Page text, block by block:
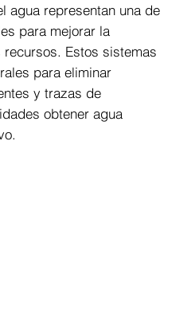
agua representan una de
para mejorar la
Estos sistemas
para eliminar
y trazas de
obtener agua